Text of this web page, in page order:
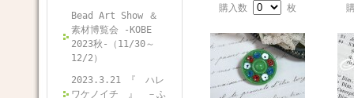
Bead Art Show ＆
素材博覧会 -KOBE
2023秋-（11/30～
12/2）
2023.3.21 『 ハレ
ワケノイチ 』 －ふ
購入数
枚